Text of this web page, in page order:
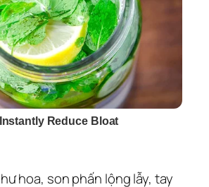
hoa, son phấn lộng lẫy, tay